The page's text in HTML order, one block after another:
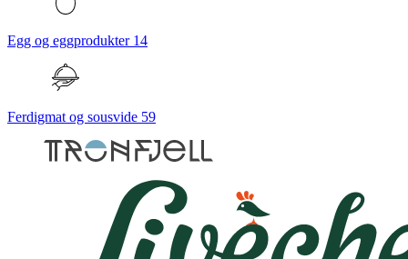
Egg og eggprodukter 14
Ferdigmat og sousvide 59